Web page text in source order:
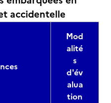
accidentelle
Mod
alité
s
d'év
alua
tion